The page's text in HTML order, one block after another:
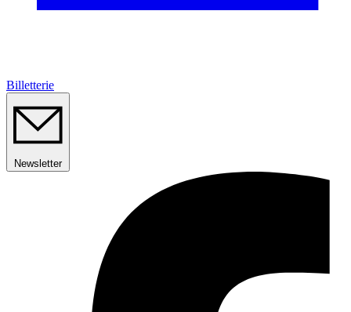
Billetterie
Newsletter